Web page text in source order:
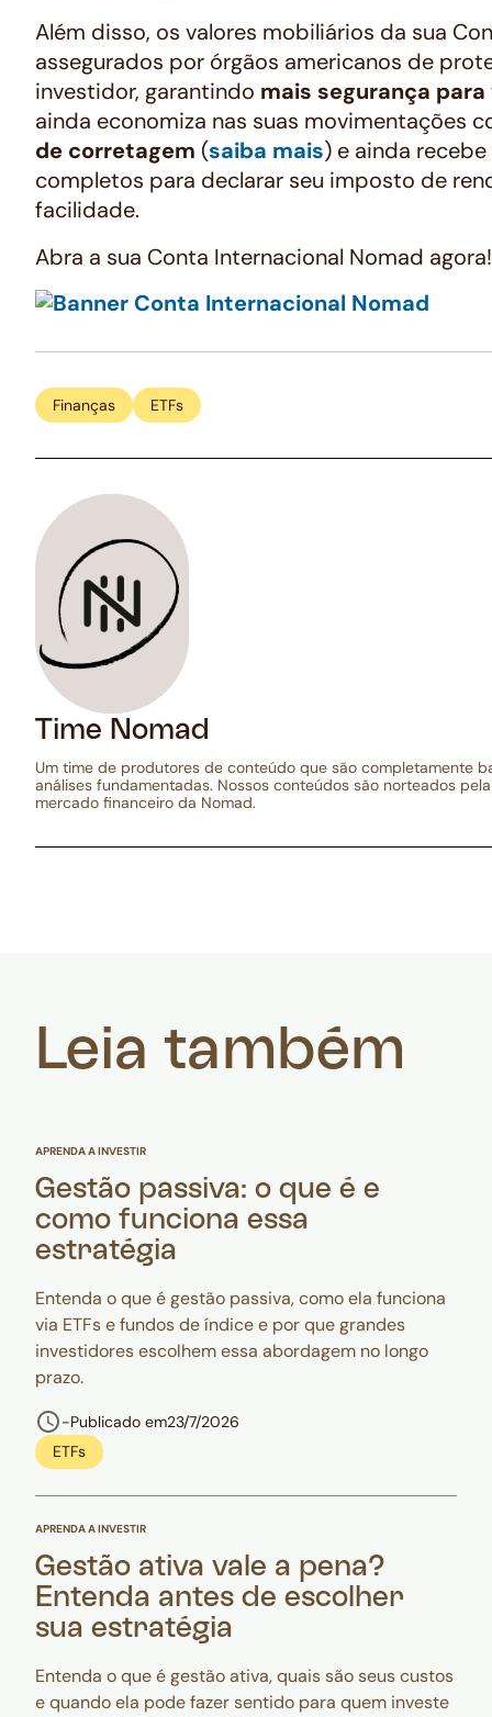
Além disso, os valores mobiliários da sua
assegurados por órgãos americanos de
investidor, garantindo mais segurança para
ainda economiza nas suas movimentações
de corretagem (saiba mais) e ainda
completos para declarar seu imposto de
facilidade.
Abra a sua Conta Internacional Nomad agora!
Finanças ETFs
Time Nomad
Um time de produtores de conteúdo que são completamente
análises fundamentadas. Nossos conteúdos são norteados
mercado financeiro da Nomad.
Leia também
APRENDA A INVESTIR
Gestão passiva: o que é e
como funciona essa
estratégia
Entenda o que é gestão passiva, como ela funciona
via ETFs e fundos de índice e por que grandes
investidores escolhem essa abordagem no longo
prazo.
-Publicado em23/7/2026
ETFs
APRENDA A INVESTIR
Gestão ativa vale a pena?
Entenda antes de escolher
sua estratégia
Entenda o que é gestão ativa, quais são seus custos
e quando ela pode fazer sentido para quem investe